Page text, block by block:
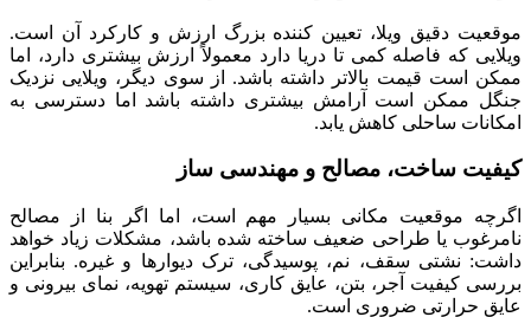
موقعیت دقیق ویلا، تعیین کننده بزرگ ارزش و کارکرد آن است.
ویلایی که فاصله کمی تا دریا دارد معمولاً ارزش بیشتری دارد، اما
ممکن است قیمت بالاتر داشته باشد. از سوی دیگر، ویلایی نزدیک
جنگل ممکن است آرامش بیشتری داشته باشد اما دسترسی به
امکانات ساحلی کاهش یابد.
کیفیت ساخت، مصالح و مهندسی ساز
اگرچه موقعیت مکانی بسیار مهم است، اما اگر بنا از مصالح
نامرغوب یا طراحی ضعیف ساخته شده باشد، مشکلات زیاد خواهد
داشت: نشتی سقف، نم، پوسیدگی، ترک دیوارها و غیره. بنابراین
بررسی کیفیت آجر، بتن، عایق کاری، سیستم تهویه، نمای بیرونی و
عایق حرارتی ضروری است.